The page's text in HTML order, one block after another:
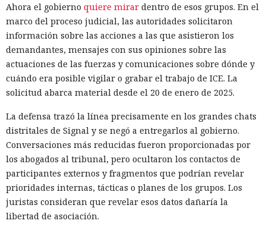
Ahora el gobierno quiere mirar dentro de esos grupos. En el
marco del proceso judicial, las autoridades solicitaron
información sobre las acciones a las que asistieron los
demandantes, mensajes con sus opiniones sobre las
actuaciones de las fuerzas y comunicaciones sobre dónde y
cuándo era posible vigilar o grabar el trabajo de ICE. La
solicitud abarca material desde el 20 de enero de 2025.
La defensa trazó la línea precisamente en los grandes chats
distritales de Signal y se negó a entregarlos al gobierno.
Conversaciones más reducidas fueron proporcionadas por
los abogados al tribunal, pero ocultaron los contactos de
participantes externos y fragmentos que podrían revelar
prioridades internas, tácticas o planes de los grupos. Los
juristas consideran que revelar esos datos dañaría la
libertad de asociación.